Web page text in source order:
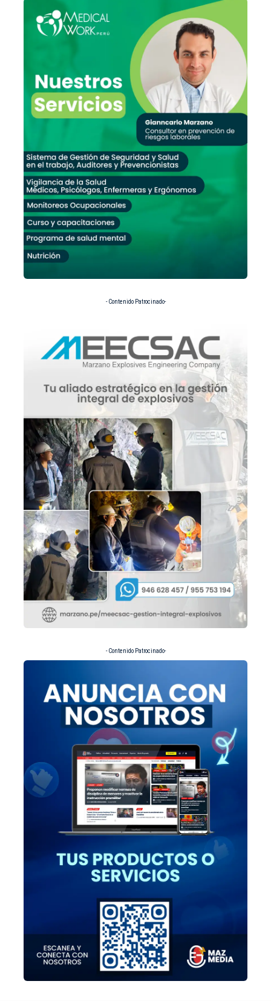
- Contenido Patrocinado-
- Contenido Patrocinado-